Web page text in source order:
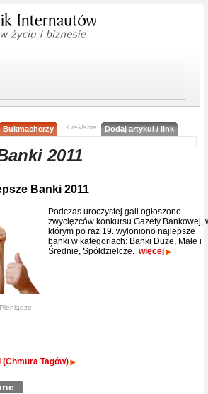
Bukmacherzy < reklama Dodaj artykuł / link
2011
Banki 2011
Podczas uroczystej gali ogłoszono
zwycięzców konkursu Gazety Bankowej,
którym po raz 19. wyłoniono najlepsze
banki w kategoriach: Banki Duże, Małe i
Średnie, Spółdzielcze. więcej
Pieniądze
Tagów)